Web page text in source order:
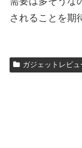
されることを期
ガジェットレビュ